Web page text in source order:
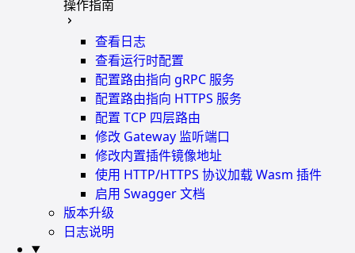
操作指南
查看日志
查看运行时配置
配置路由指向 gRPC 服务
配置路由指向 HTTPS 服务
配置 TCP 四层路由
修改 Gateway 监听端口
修改内置插件镜像地址
使用 HTTP/HTTPS 协议加载 Wasm 插件
启用 Swagger 文档
版本升级
日志说明